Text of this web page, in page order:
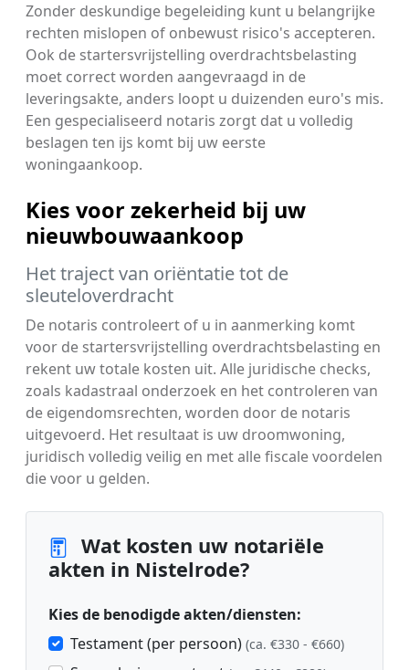
Zonder deskundige begeleiding kunt u belangrijke
rechten mislopen of onbewust risico's accepteren.
Ook de startersvrijstelling overdrachtsbelasting
moet correct worden aangevraagd in de
leveringsakte, anders loopt u duizenden euro's mis.
Een gespecialiseerd notaris zorgt dat u volledig
beslagen ten ijs komt bij uw eerste
woningaankoop.
Kies voor zekerheid bij uw
nieuwbouwaankoop
Het traject van oriëntatie tot de
sleuteloverdracht
De notaris controleert of u in aanmerking komt
voor de startersvrijstelling overdrachtsbelasting en
rekent uw totale kosten uit. Alle juridische checks,
zoals kadastraal onderzoek en het controleren van
de eigendomsrechten, worden door de notaris
uitgevoerd. Het resultaat is uw droomwoning,
juridisch volledig veilig en met alle fiscale voordelen
die voor u gelden.
Wat kosten uw notariële
akten in Nistelrode?
Kies de benodigde akten/diensten:
Testament (per persoon) (ca. €330 - €660)